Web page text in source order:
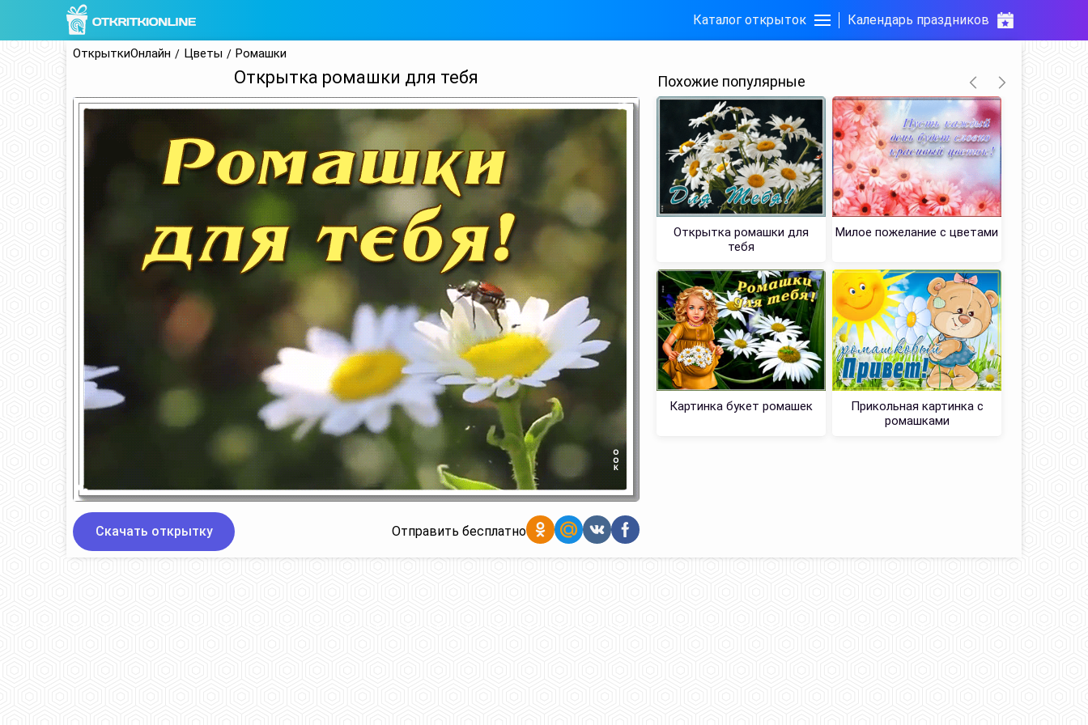
Каталог открыток Календарь праздников
ОткрыткиОнлайн Цветы Ромашки
Открытка ромашки для тебя
Скачать открытку Отправить бесплатно
Похожие популярные
Открытка ромашки для
тебя
Милое пожелание с цветами
Картинка букет ромашек
Прикольная картинка с
ромашками